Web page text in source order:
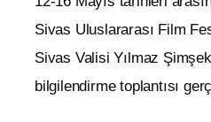
Sivas Uluslararası Film
Sivas Valisi Yılmaz
bilgilendirme toplantısı